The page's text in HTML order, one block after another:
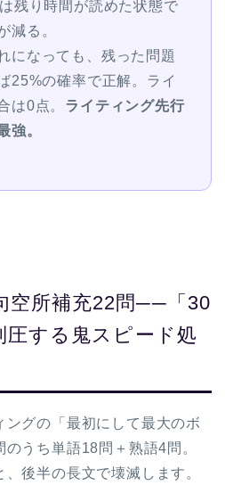
残り時間が読めた状態で
減る。
になっても、残った問題
25%の確率で正解。ライ
は0点。 ライティング先行
強。
空所補充22問──「30
圧する鬼スピード処
グの「最初にして最大のボ
うち単語18問＋熟語4問。
後半の長文で壊滅します。